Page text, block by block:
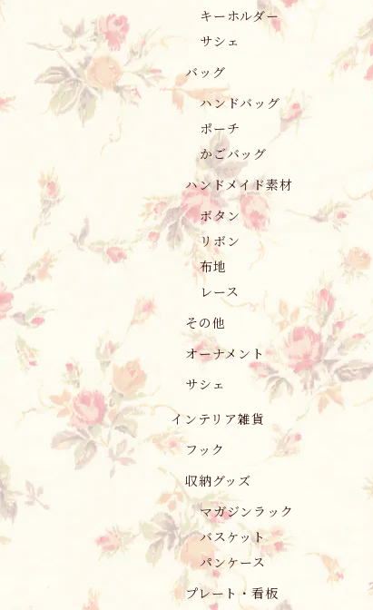
キーホルダー
サシェ
バッグ
ハンドバッグ
ポーチ
かごバッグ
ハンドメイド素材
ボタン
リボン
布地
レース
その他
オーナメント
サシェ
インテリア雑貨
フック
収納グッズ
マガジンラック
バスケット
パンケース
プレート・看板